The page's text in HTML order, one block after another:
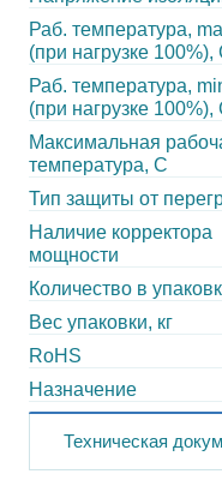
Раб. температура,
(при нагрузке 100%),
Раб. температура,
(при нагрузке 100%),
Максимальная
температура, C
Тип защиты от
Наличие корректора
мощности
Количество в
Вес упаковки, кг
RoHS
Назначение
Техническая